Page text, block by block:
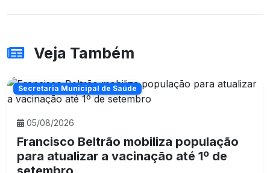
Veja Também
Secretaria Municipal de Saúde
05/08/2026
Francisco Beltrão mobiliza população
para atualizar a vacinação até 1º de